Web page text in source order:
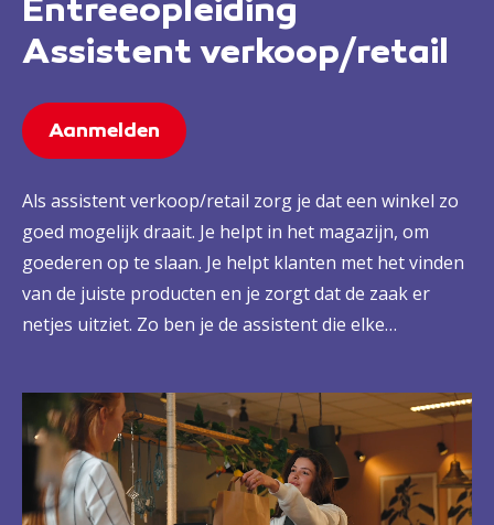
Entreeopleiding
Assistent verkoop/retail
Aanmelden
Als assistent verkoop/retail zorg je dat een winkel zo
goed mogelijk draait. Je helpt in het magazijn, om
goederen op te slaan. Je helpt klanten met het vinden
van de juiste producten en je zorgt dat de zaak er
netjes uitziet. Zo ben je de assistent die elke